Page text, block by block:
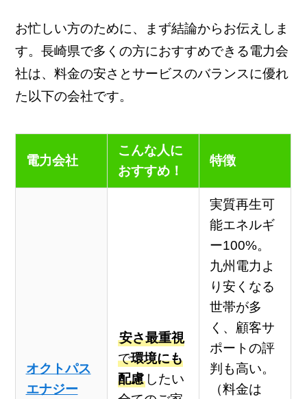
お忙しい方のために、まず結論からお伝えしま
す。長崎県で多くの方におすすめできる電力会
社は、料金の安さとサービスのバランスに優れ
た以下の会社です。
電力会社
こんな人に
おすすめ！
特徴
オクトパス
エナジー
安さ最重視
で環境にも
配慮したい
実質再生可
能エネルギ
ー100%。
九州電力よ
り安くなる
世帯が多
く、顧客サ
ポートの評
判も高い。
（料金は